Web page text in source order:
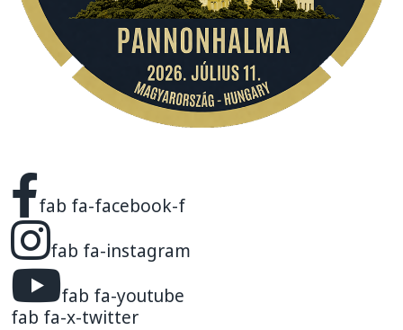
fab fa-facebook-f
fab fa-instagram
fab fa-youtube
fab fa-x-twitter